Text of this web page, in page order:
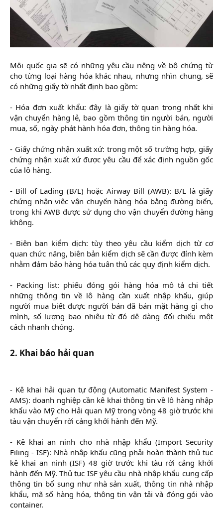
Mỗi quốc gia sẽ có những yêu cầu riêng về bộ chứng từ
cho từng loại hàng hóa khác nhau, nhưng nhìn chung, sẽ
có những giấy tờ nhất định bao gồm:
- Hóa đơn xuất khẩu: đây là giấy tờ quan trọng nhất khi
vận chuyển hàng lẻ, bao gồm thông tin người bán, người
mua, số, ngày phát hành hóa đơn, thông tin hàng hóa.
- Giấy chứng nhận xuất xứ: trong một số trường hợp, giấy
chứng nhận xuất xứ được yêu cầu để xác định nguồn gốc
của lô hàng.
- Bill of Lading (B/L) hoặc Airway Bill (AWB): B/L là giấy
chứng nhận việc vận chuyển hàng hóa bằng đường biển,
trong khi AWB được sử dụng cho vận chuyển đường hàng
không.
- Biên ban kiểm dịch: tùy theo yêu cầu kiểm dịch từ cơ
quan chức năng, biên bản kiểm dịch sẽ cần được đính kèm
nhằm đảm bảo hàng hóa tuân thủ các quy định kiểm dịch.
- Packing list: phiếu đóng gói hàng hóa mô tả chi tiết
những thông tin về lô hàng cần xuất nhập khẩu, giúp
người mua biết được người bán đã bán mặt hàng gì cho
mình, số lượng bao nhiêu từ đó dễ dàng đối chiếu một
cách nhanh chóng.
2. Khai báo hải quan
- Kê khai hải quan tự động (Automatic Manifest System -
AMS): doanh nghiệp cần kê khai thông tin về lô hàng nhập
khẩu vào Mỹ cho Hải quan Mỹ trong vòng 48 giờ trước khi
tàu vận chuyển rời cảng khởi hành đến Mỹ.
- Kê khai an ninh cho nhà nhập khẩu (Import Security
Filing - ISF): Nhà nhập khẩu cũng phải hoàn thành thủ tục
kê khai an ninh (ISF) 48 giờ trước khi tàu rời cảng khởi
hành đến Mỹ. Thủ tục ISF yêu cầu nhà nhập khẩu cung cấp
thông tin bổ sung như nhà sản xuất, thông tin nhà nhập
khẩu, mã số hàng hóa, thông tin vận tải và đóng gói vào
container.